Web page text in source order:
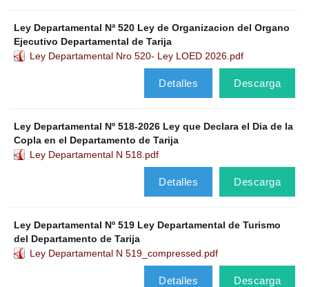
Ley Departamental Nª 520 Ley de Organizacion del Organo
Ejecutivo Departamental de Tarija
Ley Departamental Nro 520- Ley LOED 2026.pdf
Descarga
Detalles
Ley Departamental Nº 518-2026 Ley que Declara el Dia de la
Copla en el Departamento de Tarija
Ley Departamental N 518.pdf
Descarga
Detalles
Ley Departamental Nº 519 Ley Departamental de Turismo
del Departamento de Tarija
Ley Departamental N 519_compressed.pdf
Descarga
Detalles